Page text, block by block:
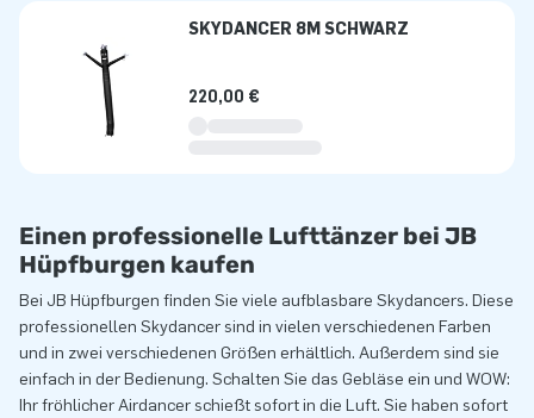
SKYDANCER 8M SCHWARZ
220,00 €
Einen professionelle Lufttänzer bei JB
Hüpfburgen kaufen
Bei JB Hüpfburgen finden Sie viele aufblasbare Skydancers. Diese
professionellen Skydancer sind in vielen verschiedenen Farben
und in zwei verschiedenen Größen erhältlich. Außerdem sind sie
einfach in der Bedienung. Schalten Sie das Gebläse ein und WOW:
Ihr fröhlicher Airdancer schießt sofort in die Luft. Sie haben sofort